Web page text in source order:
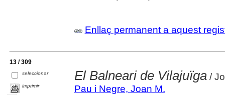
Enllaç permanent a aquest
13 / 309
seleccionar
imprimir
El Balneari de Vilajuïga/
Pau i Negre, Joan M.